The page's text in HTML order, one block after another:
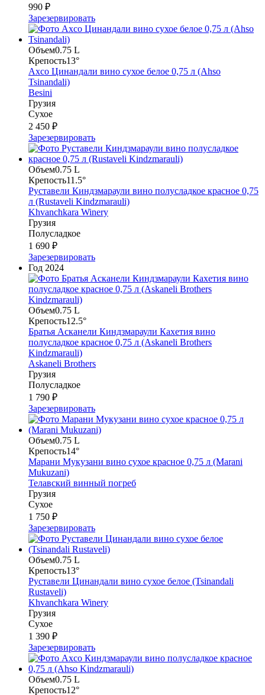
990 ₽
Зарезервировать
Объем0.75 L
Крепость13°
Ахсо Цинандали вино сухое белое 0,75 л (Ahso
Tsinandali)
Besini
Грузия
Сухое
2 450 ₽
Зарезервировать
Объем0.75 L
Крепость11.5°
Руставели Киндзмараули вино полусладкое красное 0,75
л (Rustaveli Kindzmarauli)
Khvanchkara Winery
Грузия
Полусладкое
1 690 ₽
Зарезервировать
Год 2024
Объем0.75 L
Крепость12.5°
Братья Асканели Киндзмараули Кахетия вино
полусладкое красное 0,75 л (Askaneli Brothers
Kindzmarauli)
Askaneli Brothers
Грузия
Полусладкое
1 790 ₽
Зарезервировать
Объем0.75 L
Крепость14°
Марани Мукузани вино сухое красное 0,75 л (Marani
Mukuzani)
Телавский винный погреб
Грузия
Сухое
1 750 ₽
Зарезервировать
Объем0.75 L
Крепость13°
Руставели Цинандали вино сухое белое (Tsinandali
Rustaveli)
Khvanchkara Winery
Грузия
Сухое
1 390 ₽
Зарезервировать
Объем0.75 L
Крепость12°